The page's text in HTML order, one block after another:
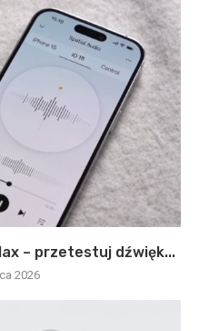
– przetestuj dźwięk...
2026